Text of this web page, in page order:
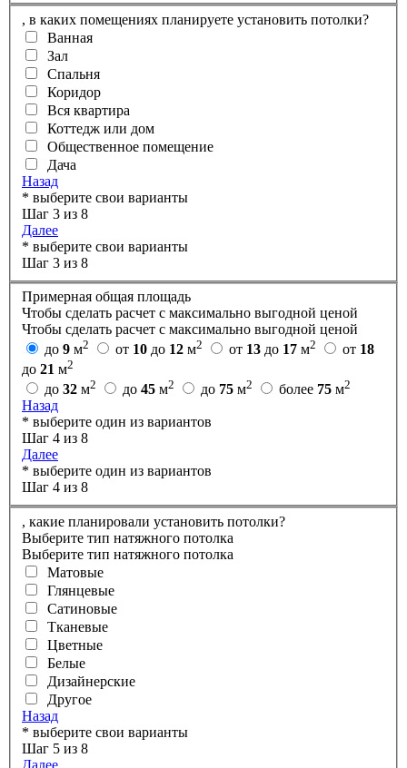
, в каких помещениях планируете установить потолки?
Ванная
Зал
Спальня
Коридор
Вся квартира
Коттедж или дом
Общественное помещение
Дача
Назад
* выберите свои варианты
Шаг 3 из 8
Далее
* выберите свои варианты
Шаг 3 из 8
Примерная общая площадь
Чтобы сделать расчет с максимально выгодной ценой
Чтобы сделать расчет с максимально выгодной ценой
до 9 м2 от 10 до 12 м2 от 13 до 17 м2 от 18
до 21 м2
до 32 м2 до 45 м2 до 75 м2 более 75 м2
Назад
* выберите один из вариантов
Шаг 4 из 8
Далее
* выберите один из вариантов
Шаг 4 из 8
, какие планировали установить потолки?
Выберите тип натяжного потолка
Выберите тип натяжного потолка
Матовые
Глянцевые
Сатиновые
Тканевые
Цветные
Белые
Дизайнерские
Другое
Назад
* выберите свои варианты
Шаг 5 из 8
Далее